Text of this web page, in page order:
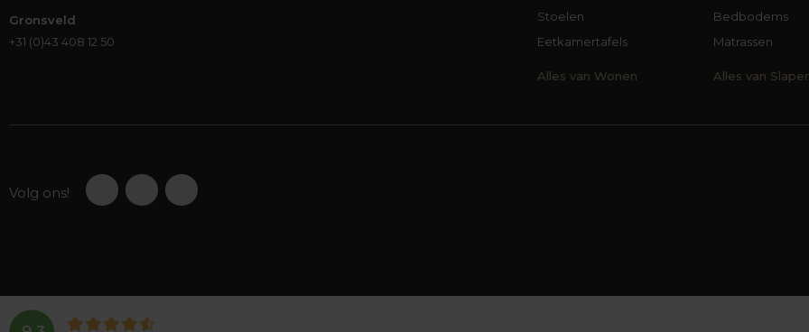
Gronsveld
+31 (0)43 408 12 50
Stoelen
Eetkamertafels
Alles van Wonen
Bedbodems
Matrassen
Alles van
Volg ons!